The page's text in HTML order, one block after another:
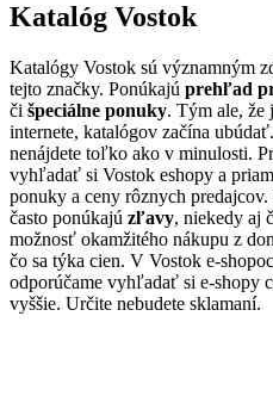
Katalóg Vostok
Katalógy Vostok sú významným
tejto značky. Ponúkajú prehľad
či špeciálne ponuky. Tým ale, že
internete, katalógov začína
nenájdete toľko ako v minulosti.
vyhľadať si Vostok eshopy a
ponuky a ceny rôznych
často ponúkajú zľavy, niekedy aj
možnosť okamžitého nákupu z
čo sa týka cien. V Vostok e-
odporúčame vyhľadať si e-shopy
vyššie. Určite nebudete sklamaní.